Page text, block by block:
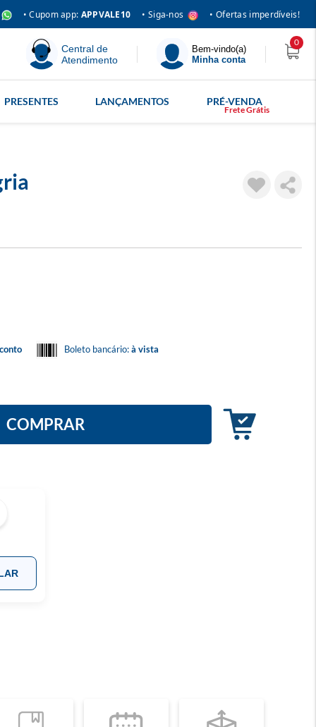
• Cupom app: APPVALE10 • Siga-nos • Ofertas imperdíveis!
Central de
Atendimento
Bem-vindo(a)
Minha conta
0
PRESENTES LANÇAMENTOS PRÉ-VENDA
Boleto bancário:à vista
COMPRAR